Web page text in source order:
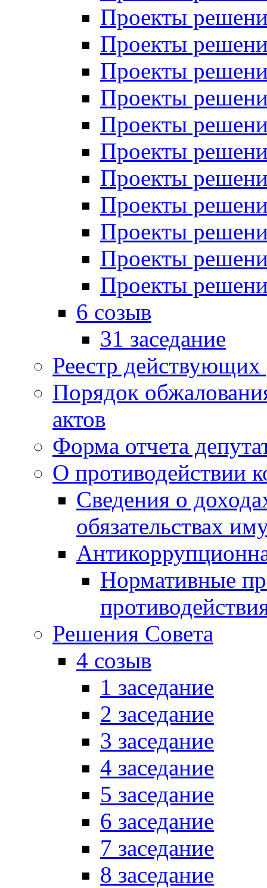
Проекты
Проекты
Проекты
Проекты
Проекты
Проекты
Проекты
Проекты
Проекты
Проекты
Проекты
6 созыв
31 заседание
Реестр
Порядок
актов
Форма отчета
О противодействии
Сведения о
обязательствах
Нормативные
Решения Совета
4 созыв
1 заседание
2 заседание
3 заседание
4 заседание
5 заседание
6 заседание
7 заседание
8 заседание